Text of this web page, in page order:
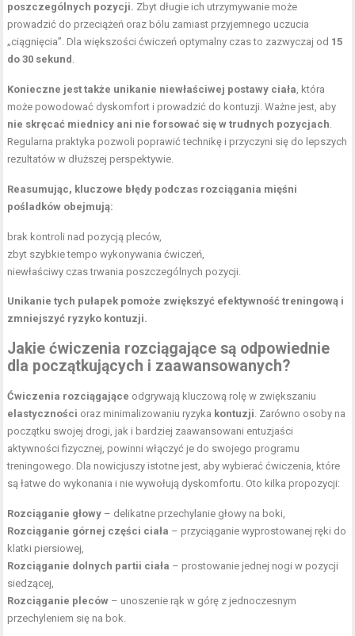
poszczególnych pozycji. Zbyt długie ich utrzymywanie może
prowadzić do przeciążeń oraz bólu zamiast przyjemnego uczucia
„ciągnięcia”. Dla większości ćwiczeń optymalny czas to zazwyczaj od 15
do 30 sekund .
Konieczne jest także unikanie niewłaściwej postawy ciała, która
może powodować dyskomfort i prowadzić do kontuzji. Ważne jest, aby
nie skręcać miednicy ani nie forsować się w trudnych pozycjach.
Regularna praktyka pozwoli poprawić technikę i przyczyni się do lepszych
rezultatów w dłuższej perspektywie.
Reasumując, kluczowe błędy podczas rozciągania mięśni
pośladków obejmują:
brak kontroli nad pozycją pleców,
zbyt szybkie tempo wykonywania ćwiczeń,
niewłaściwy czas trwania poszczególnych pozycji.
Unikanie tych pułapek pomoże zwiększyć efektywność treningową i
zmniejszyć ryzyko kontuzji.
Jakie ćwiczenia rozciągające są odpowiednie
dla początkujących i zaawansowanych?
Ćwiczenia rozciągające odgrywają kluczową rolę w zwiększaniu
elastyczności oraz minimalizowaniu ryzyka kontuzji. Zarówno osoby na
początku swojej drogi, jak i bardziej zaawansowani entuzjaści
aktywności fizycznej, powinni włączyć je do swojego programu
treningowego. Dla nowicjuszy istotne jest, aby wybierać ćwiczenia, które
są łatwe do wykonania i nie wywołują dyskomfortu. Oto kilka propozycji:
Rozciąganie głowy – delikatne przechylanie głowy na boki,
Rozciąganie górnej części ciała – przyciąganie wyprostowanej ręki do
klatki piersiowej,
Rozciąganie dolnych partii ciała – prostowanie jednej nogi w pozycji
siedzącej,
Rozciąganie pleców – unoszenie rąk w górę z jednoczesnym
przechyleniem się na bok.